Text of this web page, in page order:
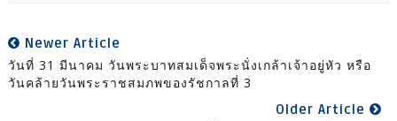
Newer Article
วันที่ 31 มีนาคม วันพระบาทสมเด็จพระนั่งเกล้าเจ้าอยู่หัว หรือ
วันคล้ายวันพระราชสมภพของรัชกาลที่ 3
Older Article